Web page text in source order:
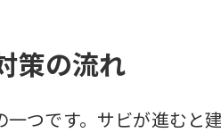
策の流れ
つです。サビが進むと